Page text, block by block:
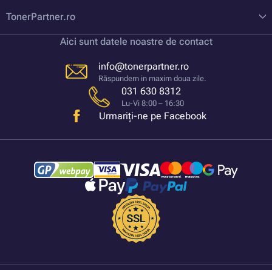
TonerPartner.ro
Aici sunt datele noastre de contact
info@tonerpartner.ro
Răspundem in maxim doua zile.
031 630 8312
Lu-Vi 8:00 – 16:30
Urmariți-ne pe Facebook